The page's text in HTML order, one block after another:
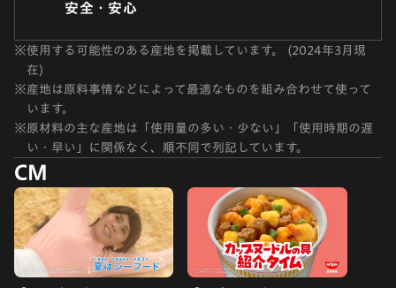
安全・安心
※使用する可能性のある産地を掲載しています。 (2024年3月現
在)
※産地は原料事情などによって最適なものを組み合わせて使って
います。
※原材料の主な産地は「使用量の多い・少ない」「使用時期の遅
い・早い」に関係なく、順不同で列記しています。
CM